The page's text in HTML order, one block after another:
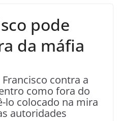
pode
da máfia
contra a
como fora do
lo colocado na mira
autoridades